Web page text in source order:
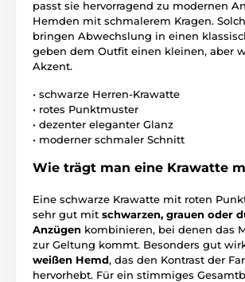
passt sie hervorragend zu modernen
Hemden mit schmalerem Kragen.
bringen Abwechslung in einen
geben dem Outfit einen kleinen, aber
Akzent.
• schwarze Herren-Krawatte
• rotes Punktmuster
• dezenter eleganter Glanz
• moderner schmaler Schnitt
Wie trägt man eine Krawatte
Eine schwarze Krawatte mit roten
sehr gut mit schwarzen, grauen oder
Anzügen kombinieren, bei denen das
zur Geltung kommt. Besonders gut
weißen Hemd, das den Kontrast der
hervorhebt. Für ein stimmiges